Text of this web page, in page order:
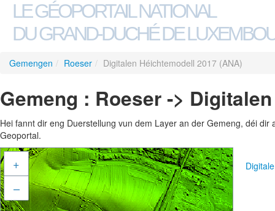
LE GÉOPORTAIL NATIONAL
DU GRAND-DUCHÉ DE
Gemengen / Roeser / Digitalen Héichtemodell 2017 (ANA)
Gemeng : Roeser ->
Hei fannt dir eng Duerstellung vun dem Layer an der Gemeng, déi
Geoportal.
+
–